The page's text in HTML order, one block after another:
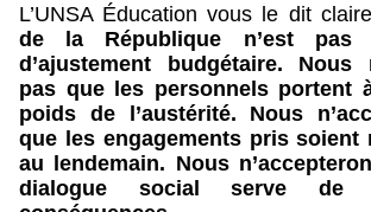
L’UNSA Éducation vous le dit
de la République n’est pas
d’ajustement budgétaire.
Nous
pas que les personnels portent
poids de l’austérité. Nous
que les engagements pris soient
au lendemain. Nous
dialogue social serve de